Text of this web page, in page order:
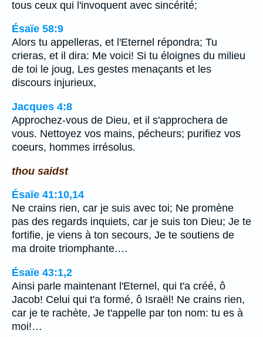
tous ceux qui l'invoquent avec sincérité;
Ésaïe 58:9
Alors tu appelleras, et l'Eternel répondra; Tu
crieras, et il dira: Me voici! Si tu éloignes du milieu
de toi le joug, Les gestes menaçants et les
discours injurieux,
Jacques 4:8
Approchez-vous de Dieu, et il s'approchera de
vous. Nettoyez vos mains, pécheurs; purifiez vos
coeurs, hommes irrésolus.
thou saidst
Ésaïe 41:10,14
Ne crains rien, car je suis avec toi; Ne promène
pas des regards inquiets, car je suis ton Dieu; Je te
fortifie, je viens à ton secours, Je te soutiens de
ma droite triomphante.…
Ésaïe 43:1,2
Ainsi parle maintenant l'Eternel, qui t'a créé, ô
Jacob! Celui qui t'a formé, ô Israël! Ne crains rien,
car je te rachète, Je t'appelle par ton nom: tu es à
moi!…